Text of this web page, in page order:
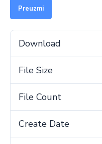
Preuzmi
Download
File Size
File Count
Create Date